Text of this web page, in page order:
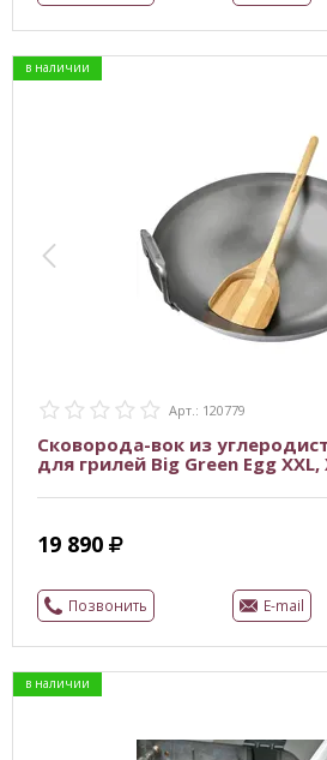
в наличии
Арт.: 120779
Сковорода-вок из
для грилей Big Green Egg XXL,
19 890
Позвонить E-mail
в наличии